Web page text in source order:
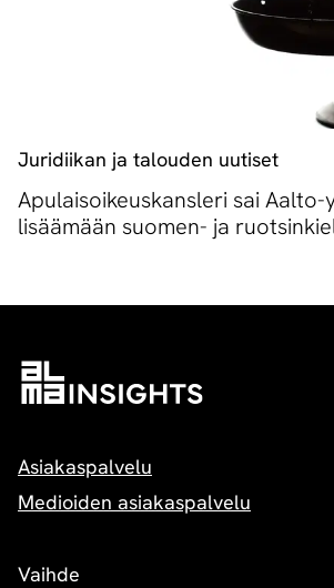
Juridiikan ja talouden uutiset
Apulaisoikeuskansleri sai
lisäämään suomen- ja
Asiakaspalvelu
Medioiden asiakaspalvelu
Vaihde